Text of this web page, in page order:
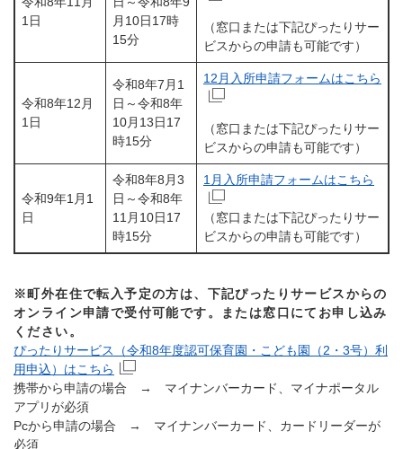
1日
月10日17時
15分
（窓口または下記ぴったりサー
ビスからの申請も可能です）
令和8年12月
1日
令和8年7月1
日～令和8年
10月13日17
時15分
12月入所申請フォームはこちら
（窓口または下記ぴったりサー
ビスからの申請も可能です）
令和9年1月1
日
令和8年8月3
日～令和8年
11月10日17
時15分
1月入所申請フォームはこちら
（窓口または下記ぴったりサー
ビスからの申請も可能です）
※町外在住で転入予定の方は、下記ぴったりサービスからの
オンライン申請で受付可能です。または窓口にてお申し込み
ください。
ぴったりサービス（令和8年度認可保育園・こども園（2・3号）利
用申込）はこちら
携帯から申請の場合 → マイナンバーカード、マイナポータル
アプリが必須
Pcから申請の場合 → マイナンバーカード、カードリーダーが
必須